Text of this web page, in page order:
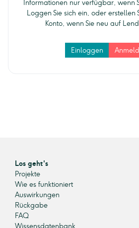
Informationen nur verfügbar, wenn
Loggen Sie sich ein, oder erstellen
Konto, wenn Sie neu auf
Einloggen
Los geht's
Projekte
Wie es funktioniert
Auswirkungen
Rückgabe
FAQ